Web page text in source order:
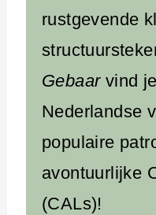
rustgevende
Gebaarvind
Nederlandse
populaire
avontuurlijke
(CALs)!